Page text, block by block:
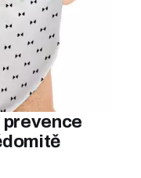
prevence